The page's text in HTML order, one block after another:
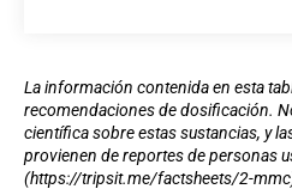
La información contenida en esta
recomendaciones de dosificación.
científica sobre estas sustancias, y
provienen de reportes de personas
(https://tripsit.me/factsheets/2-mmc